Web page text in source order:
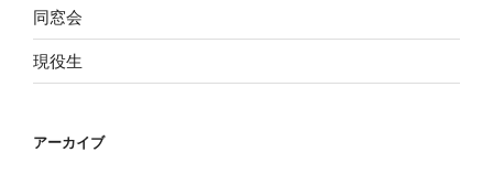
同窓会
現役生
アーカイブ